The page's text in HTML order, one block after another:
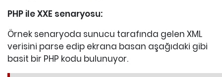
PHP ile XXE senaryosu:
Örnek senaryoda sunucu tarafında gelen XML
verisini parse edip ekrana basan aşağıdaki gibi
basit bir PHP kodu bulunuyor.